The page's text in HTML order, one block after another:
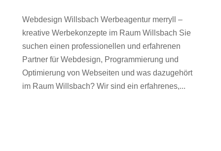
Webdesign Willsbach Werbeagentur merryll –
kreative Werbekonzepte im Raum Willsbach Sie
suchen einen professionellen und erfahrenen
Partner für Webdesign, Programmierung und
Optimierung von Webseiten und was dazugehört
im Raum Willsbach? Wir sind ein erfahrenes,...